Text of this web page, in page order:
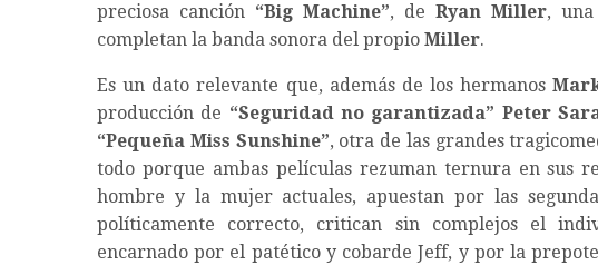
preciosa canción “Big Machine”, de Ryan Miller, una
completan la banda sonora del propio Miller.
Es un dato relevante que, además de los hermanos
producción de “Seguridad no garantizada” Peter
“Pequeña Miss Sunshine”, otra de las grandes
todo porque ambas películas rezuman ternura en sus
hombre y la mujer actuales, apuestan por las
políticamente correcto, critican sin complejos el
encarnado por el patético y cobarde Jeff, y por la